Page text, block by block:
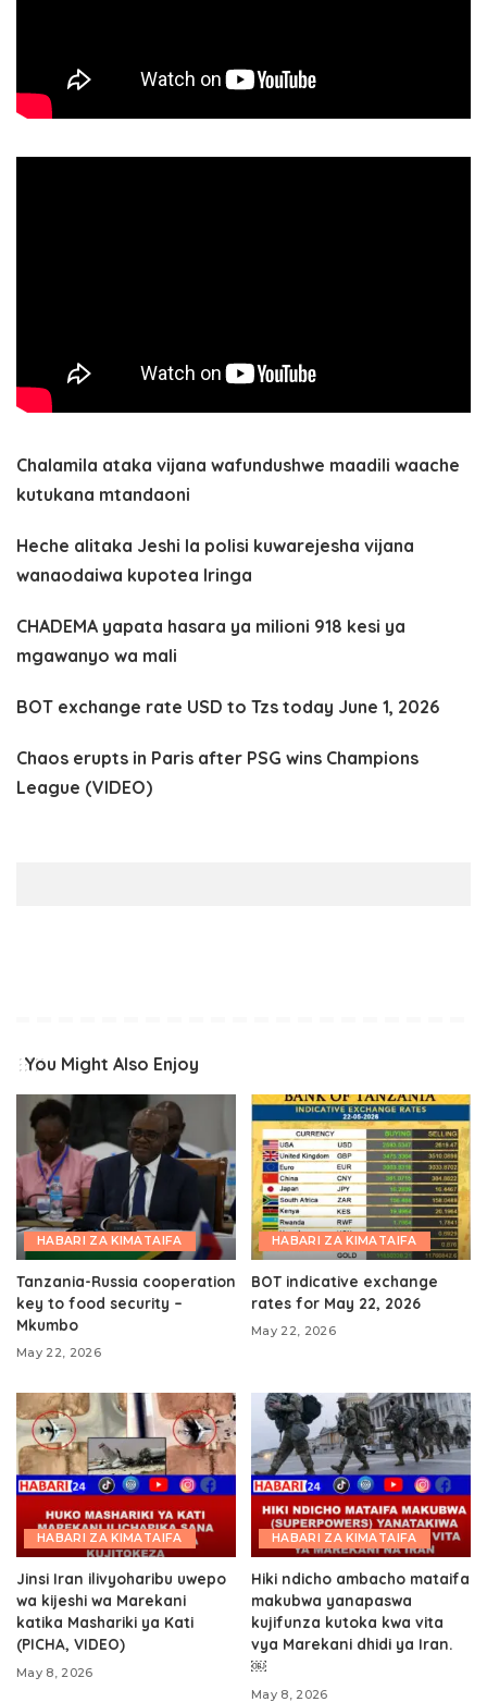
Chalamila ataka vijana wafundushwe maadili waache
kutukana mtandaoni
Heche alitaka Jeshi la polisi kuwarejesha vijana
wanaodaiwa kupotea Iringa
CHADEMA yapata hasara ya milioni 918 kesi ya
mgawanyo wa mali
BOT exchange rate USD to Tzs today June 1, 2026
Chaos erupts in Paris after PSG wins Champions
League (VIDEO)
You Might Also Enjoy
HABARI ZA KIMATAIFA
Tanzania-Russia cooperation
key to food security –
Mkumbo
May 22, 2026
HABARI ZA KIMATAIFA
BOT indicative exchange
rates for May 22, 2026
May 22, 2026
HABARI ZA KIMATAIFA
Jinsi Iran ilivyoharibu uwepo
wa kijeshi wa Marekani
katika Mashariki ya Kati
(PICHA, VIDEO)
May 8, 2026
HABARI ZA KIMATAIFA
Hiki ndicho ambacho mataifa
makubwa yanapaswa
kujifunza kutoka kwa vita
vya Marekani dhidi ya Iran.
￼
May 8, 2026